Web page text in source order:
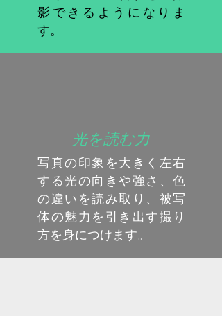
影できるようになりま
す。
光を読む力
写真の印象を大きく左右
する光の向きや強さ、色
の違いを読み取り、被写
体の魅力を引き出す撮り
方を身につけます。